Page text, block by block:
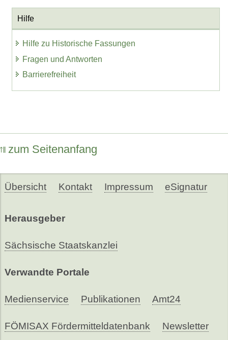
Hilfe
Hilfe zu Historische Fassungen
Fragen und Antworten
Barrierefreiheit
zum Seitenanfang
Übersicht Kontakt Impressum eSignatur
Herausgeber
Sächsische Staatskanzlei
Verwandte Portale
Medienservice Publikationen Amt24
FÖMISAX Fördermitteldatenbank Newsletter